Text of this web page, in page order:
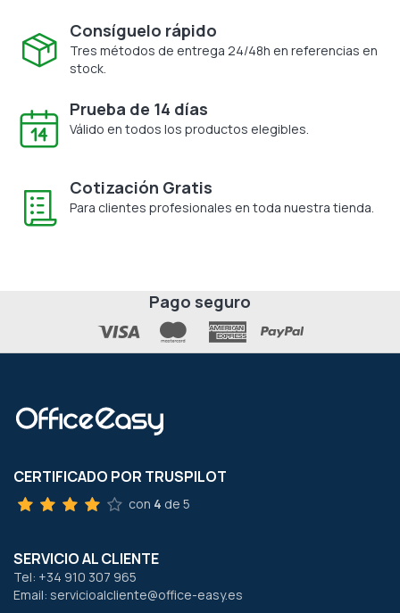
Consíguelo rápido
Tres métodos de entrega 24/48h en referencias en
stock.
Prueba de 14 días
Válido en todos los productos elegibles.
Cotización Gratis
Para clientes profesionales en toda nuestra tienda.
Pago seguro
CERTIFICADO POR TRUSPILOT
con 4 de 5
SERVICIO AL CLIENTE
Tel: +34 910 307 965
Email: servicioalcliente@office-easy.es